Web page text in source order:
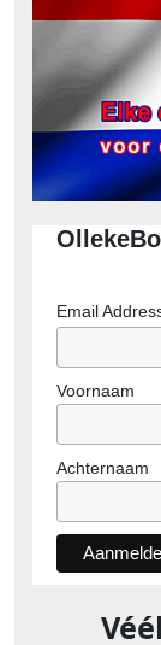
Email
Voornaam
Achternaam